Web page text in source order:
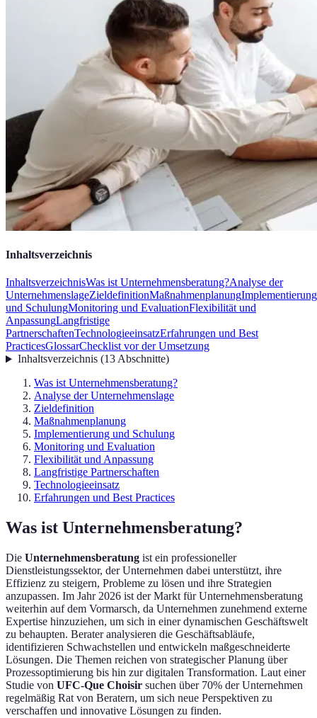
Inhaltsverzeichnis
InhaltsverzeichnisWas ist Unternehmensberatung?Analyse der
UnternehmenslageZieldefinitionMaßnahmenplanungImplementierung
und SchulungMonitoring und EvaluationFlexibilität und
AnpassungLangfristige
PartnerschaftenTechnologieeinsatzErfahrungen und Best
PracticesGlossarChecklist vor der Umsetzung
Inhaltsverzeichnis(13Abschnitte)
Was ist Unternehmensberatung?
Analyse der Unternehmenslage
Zieldefinition
Maßnahmenplanung
Implementierung und Schulung
Monitoring und Evaluation
Flexibilität und Anpassung
Langfristige Partnerschaften
Technologieeinsatz
Erfahrungen und Best Practices
Was ist Unternehmensberatung?
Die Unternehmensberatung ist ein professioneller
Dienstleistungssektor, der Unternehmen dabei unterstützt, ihre
Effizienz zu steigern, Probleme zu lösen und ihre Strategien
anzupassen. Im Jahr 2026 ist der Markt für Unternehmensberatung
weiterhin auf dem Vormarsch, da Unternehmen zunehmend externe
Expertise hinzuziehen, um sich in einer dynamischen Geschäftswelt
zu behaupten. Berater analysieren die Geschäftsabläufe,
identifizieren Schwachstellen und entwickeln maßgeschneiderte
Lösungen. Die Themen reichen von strategischer Planung über
Prozessoptimierung bis hin zur digitalen Transformation. Laut einer
Studie von UFC-Que Choisir suchen über 70% der Unternehmen
regelmäßig Rat von Beratern, um sich neue Perspektiven zu
verschaffen und innovative Lösungen zu finden.